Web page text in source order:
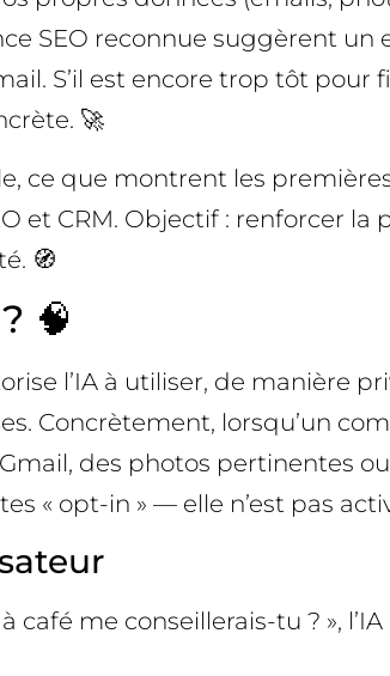
SEO reconnue suggèrent un
S’il est encore trop tôt
🚀
ce que montrent les
CRM. Objectif : renforcer
🧭
🧠
l’IA à utiliser, de manière
Concrètement, lorsqu’un
des photos pertinentes
« opt-in » — elle n’est pas
me conseillerais-tu ? »,